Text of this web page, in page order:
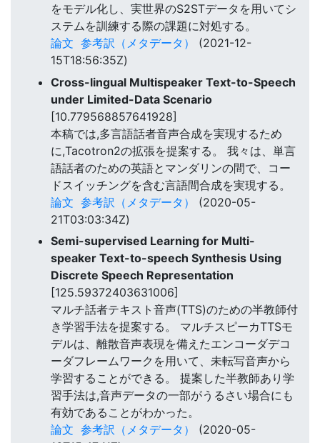
をモデル化し、実世界のS2STデータを用いてシ
ステムを訓練する際の課題に対処する。
論文 参考訳（メタデータ）
(2021-12-
15T18:56:35Z)
Cross-lingual Multispeaker Text-to-Speech
under Limited-Data Scenario
[10.779568857641928]
本稿では,多言語話者音声合成を実現するため
に,Tacotron2の拡張を提案する。 我々は、単言
語話者のための英語とマンダリンの間で、コー
ドスイッチングを含む言語間合成を実現する。
論文 参考訳（メタデータ）
(2020-05-
21T03:03:34Z)
Semi-supervised Learning for Multi-
speaker Text-to-speech Synthesis Using
Discrete Speech Representation
[125.59372403631006]
マルチ話者テキスト音声(TTS)のための半教師付
き学習手法を提案する。 マルチスピーカTTSモ
デルは、離散音声表現を備えたエンコーダデコ
ーダフレームワークを用いて、未転写音声から
学習することができる。 提案した半教師あり学
習手法は,音声データの一部がうるさい場合にも
有効であることがわかった。
論文 参考訳（メタデータ）
(2020-05-